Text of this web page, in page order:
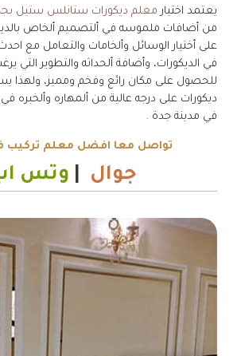
يعتمد اختيار معلم ديكورات ستانلس ستيل
من أضافات ملموسه في ألتصميم ألخاص
على أختيار الوسائل وألخامات والتعامل مع احدث
في الديكورات، وأضافة ألحداثه والتطوير التي
للحصول على مكان رائع وفخم ومميز، ولهذا
ديكورات على درجه عالية من ألمهاره وألخبره
في مدينة جدة .
تواصل معا افضل معلم تركيب
جوال وتس